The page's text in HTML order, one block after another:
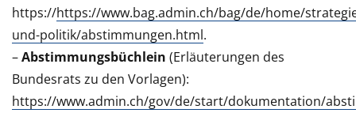
https://https://www.bag.admin.ch/bag/de/home/
und-politik/abstimmungen.html.
–Abstimmungsbüchlein (Erläuterungen des
Bundesrats zu den Vorlagen):
https://www.admin.ch/gov/de/start/dokumentation/